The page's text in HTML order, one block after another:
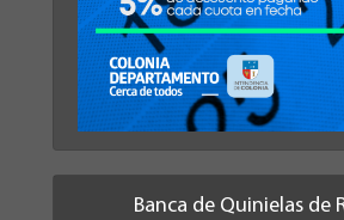
Banca de Quinielas de